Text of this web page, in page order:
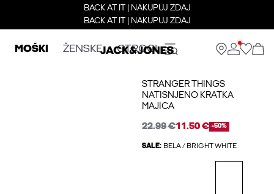
BACK AT IT | NAKUPUJ ZDAJ
BACK AT IT | NAKUPUJ ZDAJ
MOŠKI ŽENSKE OTROCI
STRANGER THINGS
NATISNJENO KRATKA
MAJICA
22.99 €11.50 € -50%
SALE: BELA / BRIGHT WHITE